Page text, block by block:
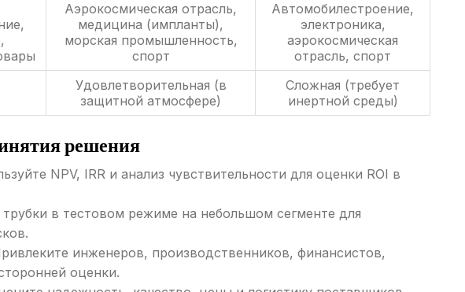
Аэрокосмическая отрасль,
медицина (импланты),
морская промышленность,
спорт
Автомобилестроение,
электроника,
аэрокосмическая
отрасль, спорт
Удовлетворительная (в
защитной атмосфере)
Сложная (требует
инертной среды)
решения
NPV, IRR и анализ чувствительности для оценки ROI в
трубки в тестовом режиме на небольшом сегменте для
инженеров, производственников, финансистов,
оценки.